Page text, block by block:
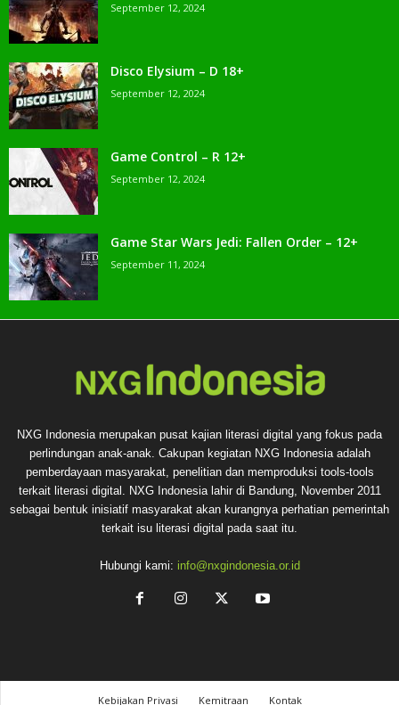
September 12, 2024
Disco Elysium – D 18+
September 12, 2024
Game Control – R 12+
September 12, 2024
Game Star Wars Jedi: Fallen Order – 12+
September 11, 2024
NXG Indonesia merupakan pusat kajian literasi digital yang fokus pada
perlindungan anak-anak. Cakupan kegiatan NXG Indonesia adalah
pemberdayaan masyarakat, penelitian dan memproduksi tools-tools
terkait literasi digital. NXG Indonesia lahir di Bandung, November 2011
sebagai bentuk inisiatif masyarakat akan kurangnya perhatian pemerintah
terkait isu literasi digital pada saat itu.
Hubungi kami: info@nxgindonesia.or.id
Kebijakan Privasi Kemitraan Kontak